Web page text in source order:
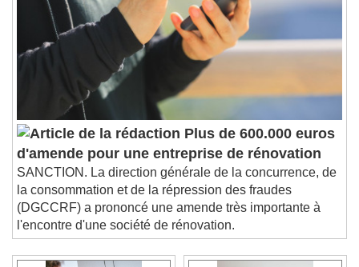
Plus de 600.000 euros
d'amende pour une entreprise de rénovation
SANCTION. La direction générale de la concurrence, de
la consommation et de la répression des fraudes
(DGCCRF) a prononcé une amende très importante à
l'encontre d'une société de rénovation.